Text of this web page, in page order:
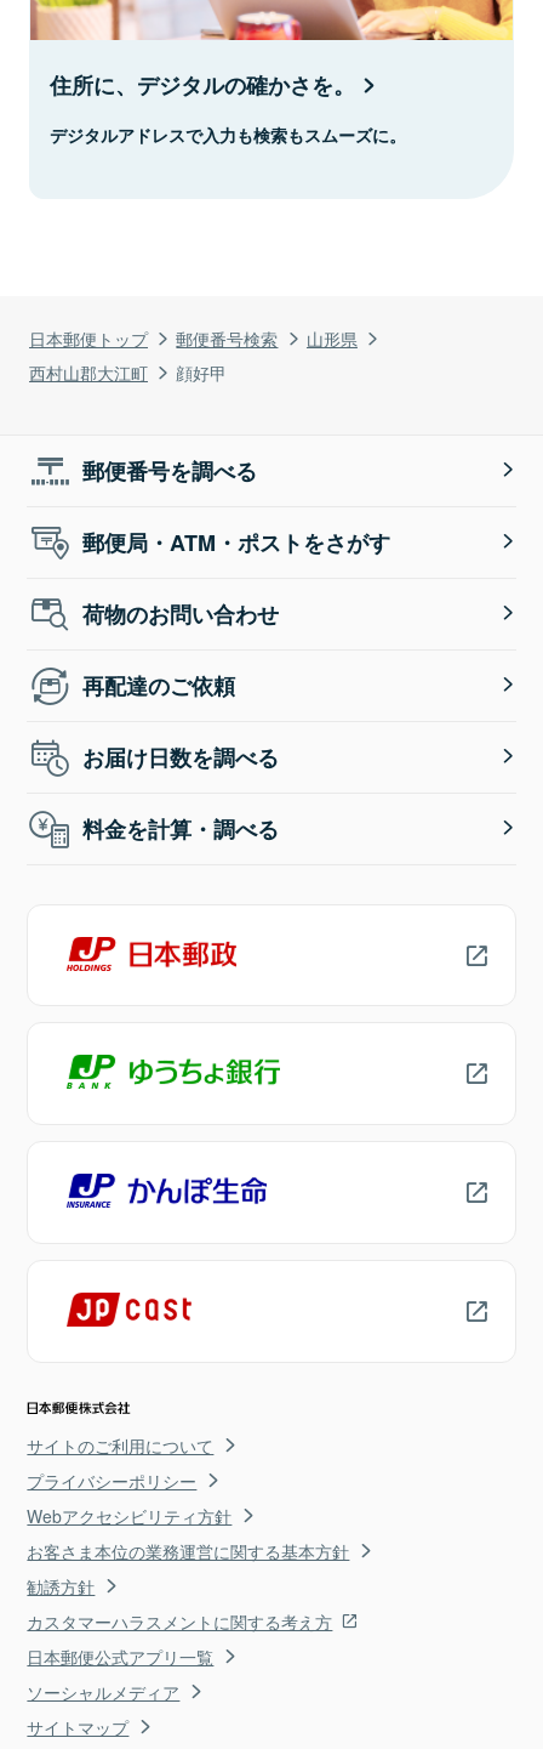
日本郵便トップ 郵便番号検索
山形県
西村山郡大江町
顔好甲
住所に、デジタルの確かさを。
デジタルアドレスで入力も検索もスムーズに。
郵便番号を調べる
郵便局・ATM・ポストをさがす
荷物のお問い合わせ
再配達のご依頼
お届け日数を調べる
料金を計算・調べる
サイトのご利用について
プライバシーポリシー
Webアクセシビリティ方針
お客さま本位の業務運営に関する基本方針
勧誘方針
カスタマーハラスメントに関する考え方
日本郵便公式アプリ一覧
ソーシャルメディア
サイトマップ